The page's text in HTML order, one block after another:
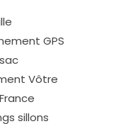
d
i
n
GPS
Vôtre
sillons